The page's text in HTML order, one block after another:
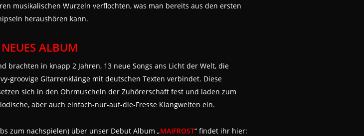
musikalischen Wurzeln verflochten, was man bereits aus den ersten
heraushören kann.
ALBUM
brachten in knapp 2 Jahren, 13 neue Songs ans Licht der Welt, die
groovige Gitarrenklänge mit deutschen Texten verbindet. Diese
sich in den Ohrmuscheln der Zuhörerschaft fest und laden zum
aber auch einfach-nur-auf-die-Fresse Klangwelten ein.
zum nachspielen) über unser Debut Album „MAIFROST“ findet ihr hier: